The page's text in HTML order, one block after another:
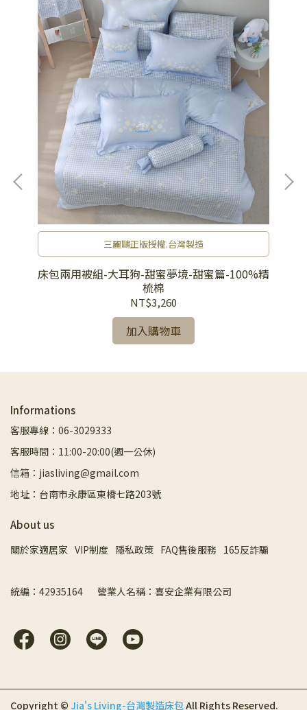
三麗鷗正版授權.台灣製造
床包兩用被組-大耳狗-甜蜜夢境-甜蜜篇-100%精
梳棉
NT$3,260
加入購物車
Informations
客服專線：06-3029333
客服時間：11:00-20:00(週一公休)
信箱：jiasliving@gmail.com
地址：台南市永康區東橋七路203號
About us
關於家適居家 VIP制度 隱私政策 FAQ售後服務 165反詐騙
統編：42935164       營業人名稱：喜安企業有限公司
Copyright © Jia's Living-台灣製造床包All Rights Reserved.